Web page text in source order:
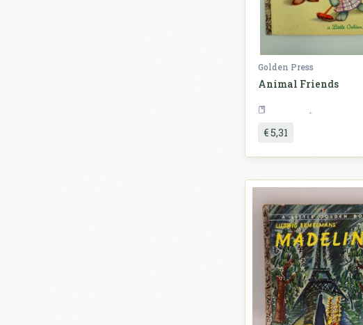
Golden Press
Animal Friends
€ 5,31